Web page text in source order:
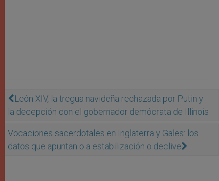
León XIV, la tregua navideña rechazada por Putin y
la decepción con el gobernador demócrata de Illinois
Vocaciones sacerdotales en Inglaterra y Gales: los
datos que apuntan o a estabilización o declive